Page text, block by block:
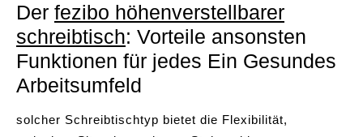
Der fezibo höhenverstellbarer
schreibtisch: Vorteile ansonsten
Funktionen für jedes Ein Gesundes
Arbeitsumfeld
solcher Schreibtischtyp bietet die Flexibilität,